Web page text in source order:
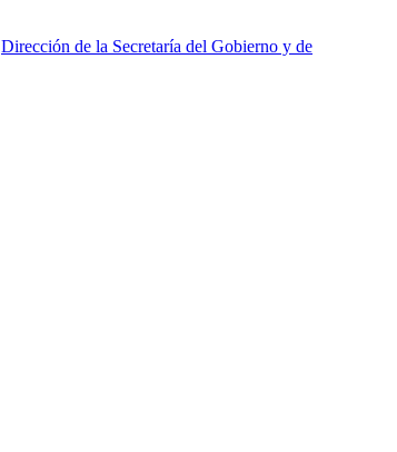
Dirección de la Secretaría del Gobierno y de